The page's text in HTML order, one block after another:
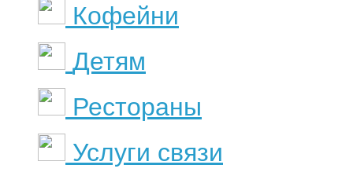
Кофейни
Детям
Рестораны
Услуги связи